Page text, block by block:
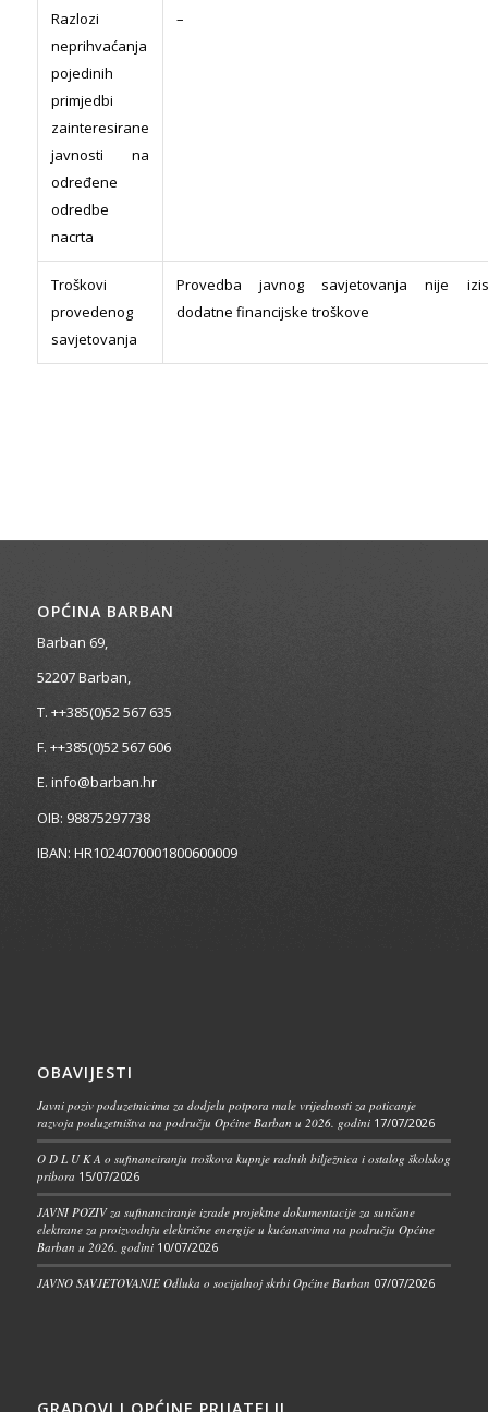
Razlozi
neprihvaćanja
pojedinih
primjedbi
zainteresirane
javnosti na
određene
odredbe
nacrta
–
Troškovi
provedenog
savjetovanja
Provedba javnog savjetovanja nije
dodatne financijske troškove
OPĆINA BARBAN
Barban 69,
52207 Barban,
T. ++385(0)52 567 635
F. ++385(0)52 567 606
E. info@barban.hr
OIB: 98875297738
IBAN: HR1024070001800600009
OBAVIJESTI
Javni poziv poduzetnicima za dodjelu potpora male vrijednosti za poticanje
razvoja poduzetništva na području Općine Barban u 2026. godini 17/07/2026
O D L U K A o sufinanciranju troškova kupnje radnih bilježnica i ostalog školskog
pribora 15/07/2026
JAVNI POZIV za sufinanciranje izrade projektne dokumentacije za sunčane
elektrane za proizvodnju električne energije u kućanstvima na području Općine
Barban u 2026. godini 10/07/2026
JAVNO SAVJETOVANJE Odluka o socijalnoj skrbi Općine Barban 07/07/2026